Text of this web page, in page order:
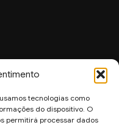
tecnologias como
do dispositivo. O
permitirá processar dados